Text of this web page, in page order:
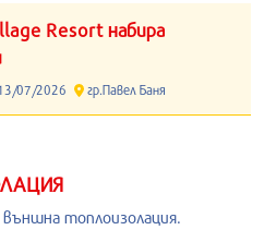
Resort набира
07/2026 гр.Павел Баня
топлоизолация.